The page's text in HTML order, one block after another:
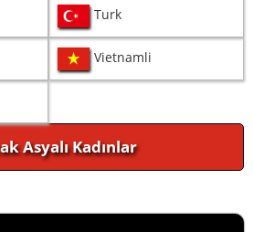
Turk
Vietnamli
Asyalı Kadınlar